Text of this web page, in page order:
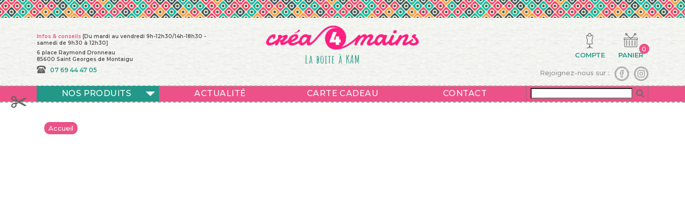
Infos & conseils [Du mardi au vendredi 9h-12h30/14h-18h30 -
samedi de 9h30 à 12h30]
6 place Raymond Dronneau
85600 Saint Georges de Montaigu
07 69 44 47 05
La boite à KAM PANIER
0
COMPTE
Rejoignez-nous sur :
NOS PRODUITS ACTUALITÉ CARTE CADEAU CONTACT
Accueil